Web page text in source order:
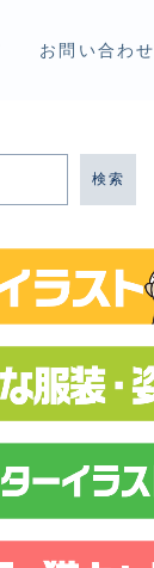
お問い合わせ
検索